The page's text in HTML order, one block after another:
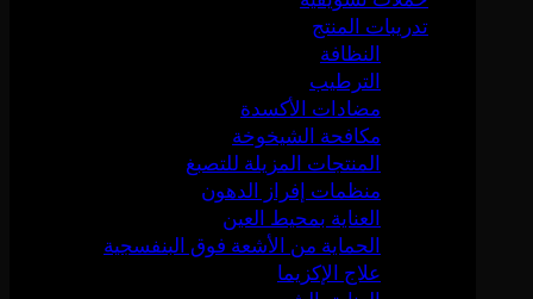
تدريبات المنتج
النظافة
الترطيب
مضادات الأكسدة
مكافحة الشيخوخة
المنتجات المزيلة للتصبغ
منظمات إفراز الدهون
العناية بمحيط العين
الحماية من الأشعة فوق البنفسجية
علاج الإكزيما